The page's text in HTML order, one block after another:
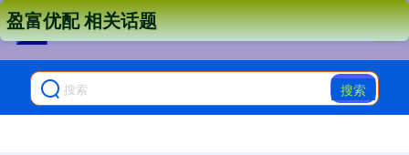
搜索
盈富优配 相关话题